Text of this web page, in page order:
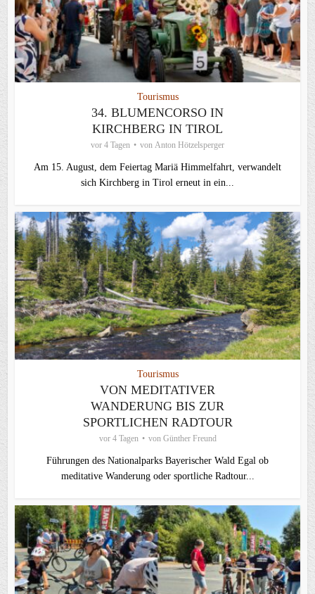
Tourismus
34. BLUMENCORSO IN
KIRCHBERG IN TIROL
vor 4 Tagen von Anton Hötzelsperger
Am 15. August, dem Feiertag Mariä Himmelfahrt, verwandelt
sich Kirchberg in Tirol erneut in ein...
Tourismus
VON MEDITATIVER
WANDERUNG BIS ZUR
SPORTLICHEN RADTOUR
vor 4 Tagen von Günther Freund
Führungen des Nationalparks Bayerischer Wald Egal ob
meditative Wanderung oder sportliche Radtour...